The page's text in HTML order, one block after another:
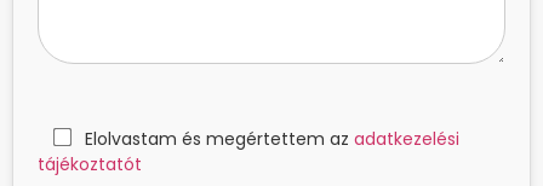
Elolvastam és megértettem az adatkezelési
tájékoztatót